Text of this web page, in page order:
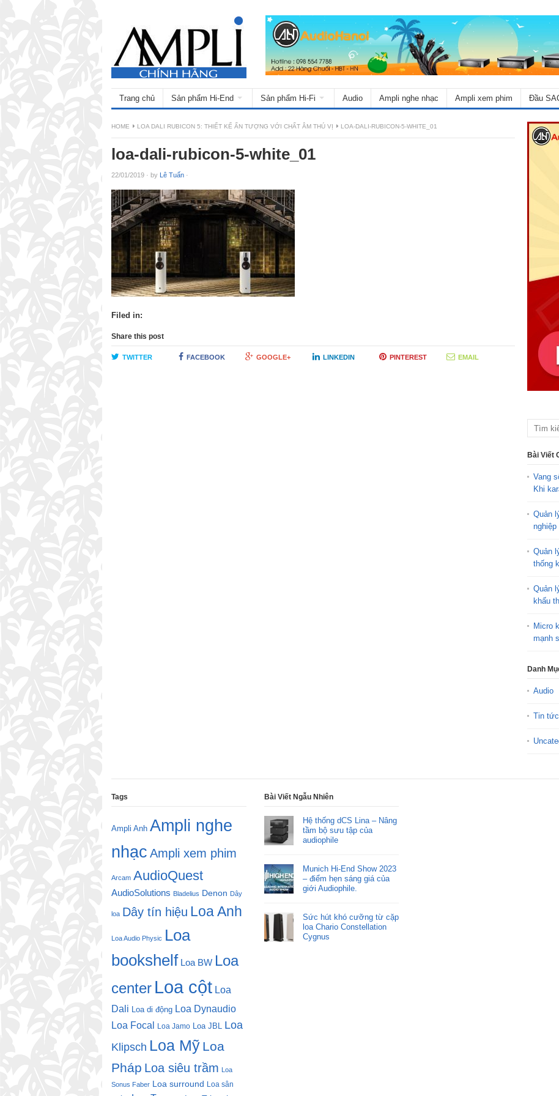
Trang chủ Sản phẩm Hi-End Sản phẩm Hi-Fi Audio Ampli nghe nhạc Ampli xem phim Đầu
HOME LOA DALI RUBICON 5: THIẾT KẾ ẤN TƯỢNG VỚI CHẤT ÂM THÚ VỊ LOA-DALI-RUBICON-5-WHITE_01
loa-dali-rubicon-5-white_01
22/01/2019 · by Lê Tuấn ·
Filed in:
Share this post
TWITTER FACEBOOK GOOGLE+ LINKEDIN PINTEREST EMAIL
Bài Viết
Vang
Khi
Quản
Quản
thống
Quản
khấu
Micro
mạnh
Danh
Audio
Tin tức
Tags
Ampli Anh Ampli nghe
nhạc Ampli xem phim
Arcam AudioQuest
AudioSolutions Bladelius Denon Dây
loa Dây tín hiệu Loa Anh
Loa Audio Physic Loa
bookshelf Loa BW Loa
center Loa cột Loa
Dali Loa di động Loa Dynaudio
Loa Focal
Loa Jamo Loa JBL Loa
Klipsch Loa Mỹ Loa
Pháp Loa siêu trầm Loa
Sonus Faber Loa surround Loa sân
Bài Viết Ngẫu Nhiên
Hệ thống dCS Lina – Nâng
tầm bộ sưu tập của
audiophile
Munich Hi-End Show 2023
– điểm hẹn sáng giá của
giới Audiophile.
Sức hút khó cưỡng từ cặp
loa Chario Constellation
Cygnus